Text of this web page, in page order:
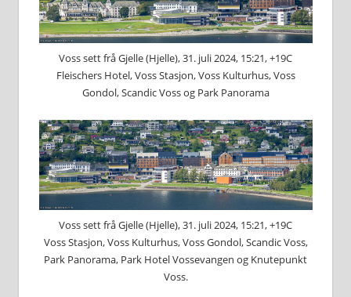
Voss sett frå Gjelle (Hjelle), 31. juli 2024, 15:21, +19C
Fleischers Hotel, Voss Stasjon, Voss Kulturhus, Voss
Gondol, Scandic Voss og Park Panorama
Voss sett frå Gjelle (Hjelle), 31. juli 2024, 15:21, +19C
Voss Stasjon, Voss Kulturhus, Voss Gondol, Scandic Voss,
Park Panorama, Park Hotel Vossevangen og Knutepunkt
Voss.